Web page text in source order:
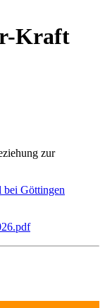
Kraft
zur
bei Göttingen